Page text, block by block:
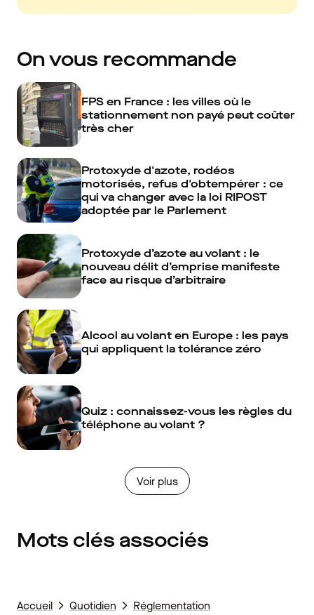
On vous recommande
FPS en France : les villes où le
stationnement non payé peut coûter
très cher
Protoxyde d'azote, rodéos
motorisés, refus d'obtempérer : ce
qui va changer avec la loi RIPOST
adoptée par le Parlement
Protoxyde d’azote au volant : le
nouveau délit d’emprise manifeste
face au risque d’arbitraire
Alcool au volant en Europe : les pays
qui appliquent la tolérance zéro
Quiz : connaissez-vous les règles du
téléphone au volant ?
Voir plus
Mots clés associés
Accueil Quotidien Réglementation